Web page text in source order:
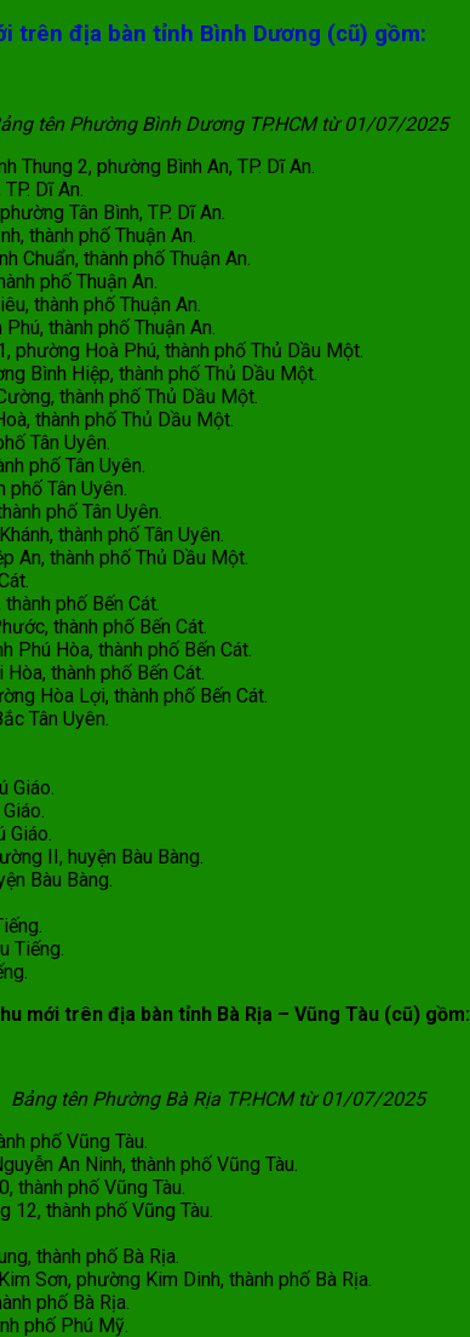
trên địa bàn tỉnh Bình Dương (cũ) gồm:
tên Phường Bình Dương TP.HCM từ 01/07/2025
2, phường Bình An, TP. Dĩ An.
Dĩ An.
Tân Bình, TP. Dĩ An.
thành phố Thuận An.
Chuẩn, thành phố Thuận An.
phố Thuận An.
thành phố Thuận An.
thành phố Thuận An.
phường Hoà Phú, thành phố Thủ Dầu Một.
Bình Hiệp, thành phố Thủ Dầu Một.
thành phố Thủ Dầu Một.
thành phố Thủ Dầu Một.
Tân Uyên.
phố Tân Uyên.
Tân Uyên.
phố Tân Uyên.
thành phố Tân Uyên.
An, thành phố Thủ Dầu Một.
phố Bến Cát.
thành phố Bến Cát.
Phú Hòa, thành phố Bến Cát.
thành phố Bến Cát.
Hòa Lợi, thành phố Bến Cát.
Tân Uyên.
Giáo.
II, huyện Bàu Bàng.
Bàu Bàng.
Tiếng.
mới trên địa bàn tỉnh Bà Rịa – Vũng Tàu (cũ) gồm:
Bảng tên Phường Bà Rịa TP.HCM từ 01/07/2025
phố Vũng Tàu.
An Ninh, thành phố Vũng Tàu.
thành phố Vũng Tàu.
thành phố Vũng Tàu.
thành phố Bà Rịa.
Sơn, phường Kim Dinh, thành phố Bà Rịa.
phố Bà Rịa.
phố Phú Mỹ.